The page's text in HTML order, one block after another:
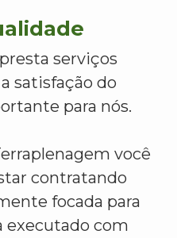
serviços
satisfação do
para nós.
você
contratando
focada para
executado com